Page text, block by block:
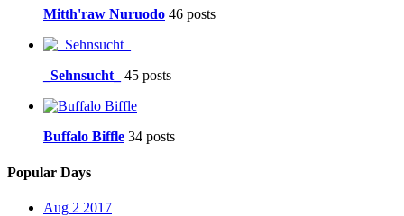
Mitth'raw Nuruodo 46 posts
_Sehnsucht_ 45 posts
Buffalo Biffle 34 posts
Popular Days
Aug 2 2017